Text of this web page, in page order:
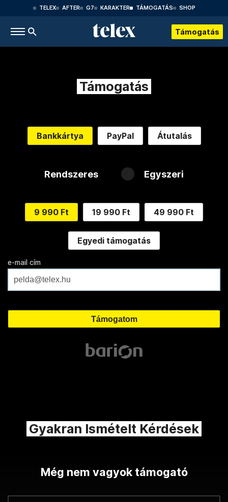
TELEX AFTER G7 KARAKTER TÁMOGATÁS SHOP
Támogatás
Támogatás
Bankkártya PayPal Átutalás
Rendszeres Egyszeri
9 990 Ft 19 990 Ft 49 990 Ft
Egyedi támogatás
e-mail cím
Gyakran Ismételt Kérdések
Még nem vagyok támogató